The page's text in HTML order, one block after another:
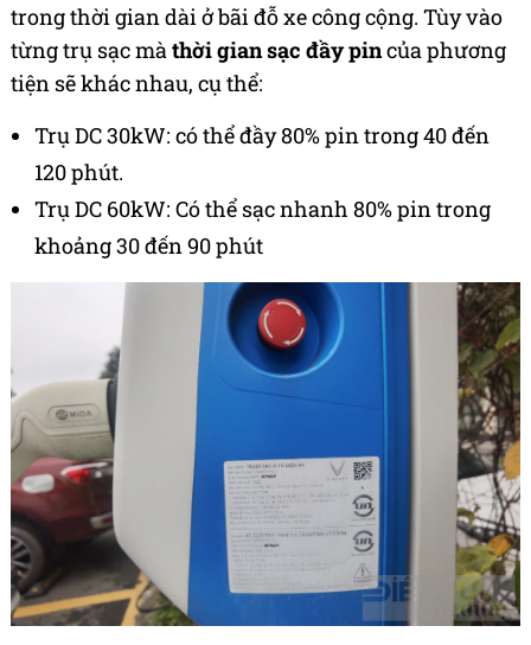
trong thời gian dài ở bãi đỗ xe công cộng. Tùy vào
từng trụ sạc màthời gian sạc đầy pincủa phương
tiện sẽ khác nhau, cụ thể:
Trụ DC 30kW: có thể đầy 80% pin trong 40 đến
120 phút.
Trụ DC 60kW: Có thể sạc nhanh 80% pin trong
khoảng 30 đến 90 phút